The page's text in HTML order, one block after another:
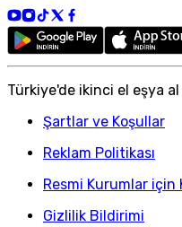
Türkiye'de ikinci el eşya
Şartlar ve Koşullar
Reklam Politikası
Resmi Kurumlar için
Gizlilik Bildirimi